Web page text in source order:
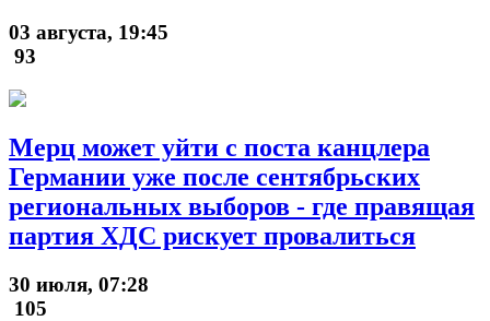
03 августа, 19:45
93
Мерц может уйти с поста канцлера
Германии уже после сентябрьских
региональных выборов - где правящая
партия ХДС рискует провалиться
30 июля, 07:28
105